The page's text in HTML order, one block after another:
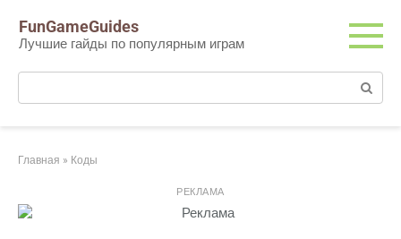
контенту
FunGameGuides
Лучшие гайды по популярным играм
Поиск:
Главная » Коды
РЕКЛАМА